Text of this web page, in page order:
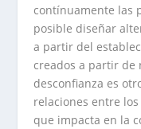
contínuamente las
posible diseñar
a partir del
creados a partir de
desconfianza es
relaciones entre
que impacta en la